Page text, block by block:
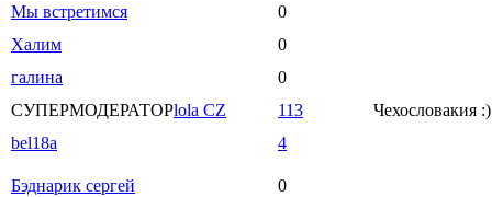
Мы встретимся
0
Халим
0
галина
0
СУПЕРМОДЕРАТОРlola CZ 113
Чехословакия :)
bel18a
4
Бэднарик сергей
0